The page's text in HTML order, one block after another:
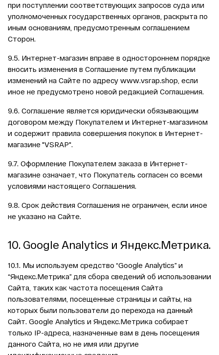
при поступлении соответствующих запросов суда или
уполномоченных государственных органов, раскрыта по
иным основаниям, предусмотренным соглашением
Сторон.
9.5. Интернет-магазин вправе в одностороннем порядке
вносить изменения в Соглашение путем публикации
изменений на Сайте по адресу www.vsrap.shop , если
иное не предусмотрено новой редакцией Соглашения.
9.6. Соглашение является юридически обязывающим
договором между Покупателем и Интернет-магазином
и содержит правила совершения покупок в Интернет-
магазине "VSRAP".
9.7. Оформление Покупателем заказа в Интернет-
магазине означает, что Покупатель согласен со всеми
условиями настоящего Соглашения.
9.8. Срок действия Соглашения не ограничен, если иное
не указано на Сайте.
10. Google Analytics и Яндекс.Метрика.
10.1. Мы используем средство “Google Analytics” и
“Яндекс.Метрика” для сбора сведений об использовании
Сайта, таких как частота посещения Сайта
пользователями, посещенные страницы и сайты, на
которых были пользователи до перехода на данный
Сайт. Google Analytics и Яндекс.Метрика собирает
только IP-адреса, назначенные вам в день посещения
данного Сайта, но не имя или другие